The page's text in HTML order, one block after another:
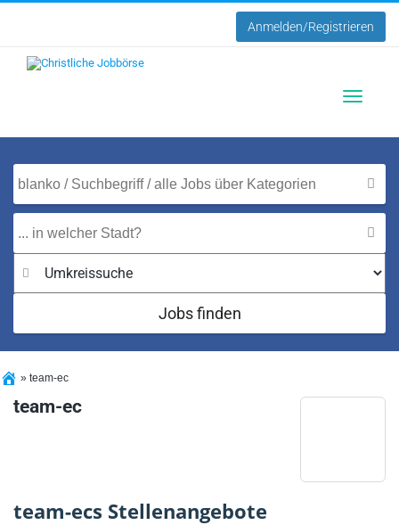
Anmelden/Registrieren
Jobs finden
» team-ec
team-ec
team-ecs Stellenangebote